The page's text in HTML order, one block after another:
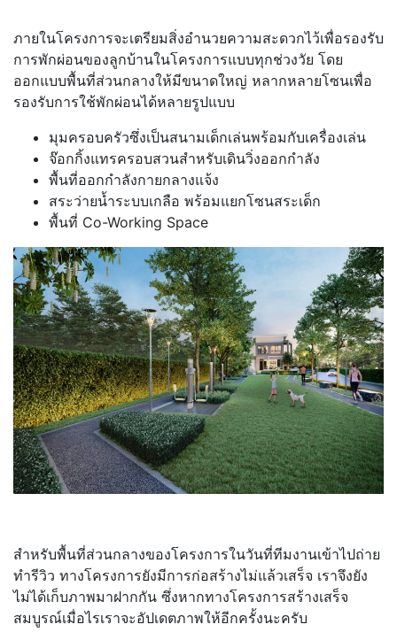
ภายในโครงการจะเตรียมสิ่งอำนวยความสะดวกไว้เพื่อรองรับ
การพักผ่อนของลูกบ้านในโครงการแบบทุกช่วงวัย โดย
ออกแบบพื้นที่ส่วนกลางให้มีขนาดใหญ่ หลากหลายโซนเพื่อ
รองรับการใช้พักผ่อนได้หลายรูปแบบ
มุมครอบครัวซึ่งเป็นสนามเด็กเล่นพร้อมกับเครื่องเล่น
จ๊อกกิ้งแทรครอบสวนสำหรับเดินวิ่งออกกำลัง
พื้นที่ออกกำลังกายกลางแจ้ง
สระว่ายน้ำระบบเกลือ พร้อมแยกโซนสระเด็ก
พื้นที่ Co-Working Space
สำหรับพื้นที่ส่วนกลางของโครงการในวันที่ทีมงานเข้าไปถ่าย
ทำรีวิว ทางโครงการยังมีการก่อสร้างไม่แล้วเสร็จ เราจึงยัง
ไม่ได้เก็บภาพมาฝากกัน ซึ่งหากทางโครงการสร้างเสร็จ
สมบูรณ์เมื่อไรเราจะอัปเดตภาพให้อีกครั้งนะครับ